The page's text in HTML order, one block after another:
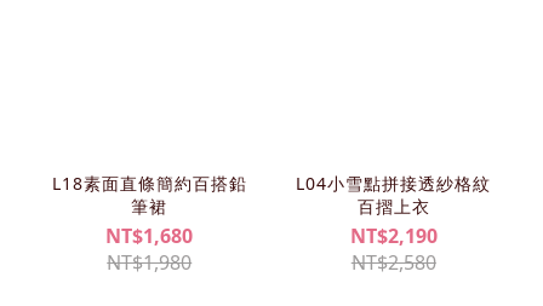
L18素面直條簡約百搭鉛
筆裙
NT$1,680
NT$1,980
L04小雪點拼接透紗格紋
百摺上衣
NT$2,190
NT$2,580